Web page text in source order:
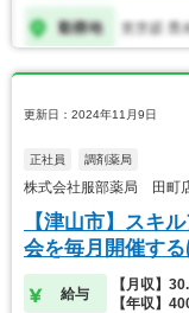
更新日：2024年11月9日
正社員 調剤薬局
株式会社服部薬局 田町
【津山市】スキ
会を毎月開催す
す！
給与
【月収】
【年収】